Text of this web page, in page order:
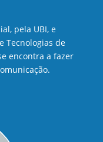
pela UBI, e
Tecnologias de
encontra a fazer